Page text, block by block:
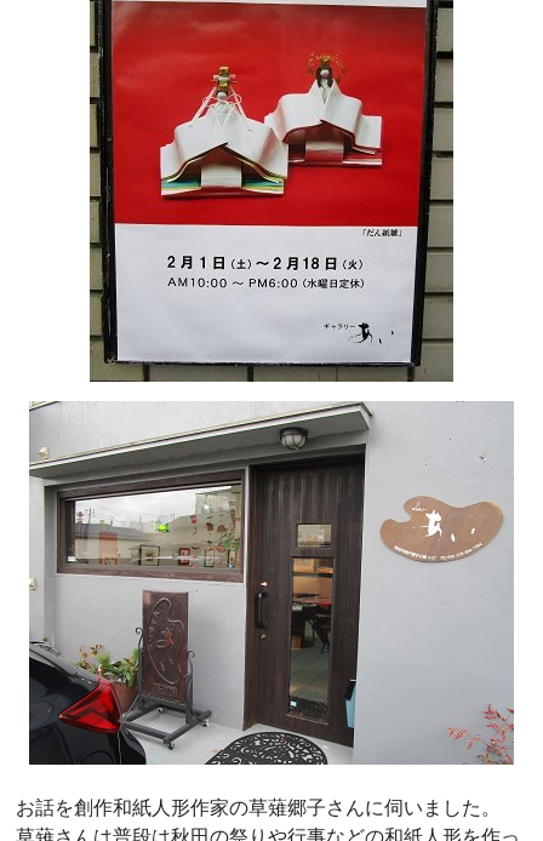
お話を創作和紙人形作家の草薙郷子さんに伺いました。